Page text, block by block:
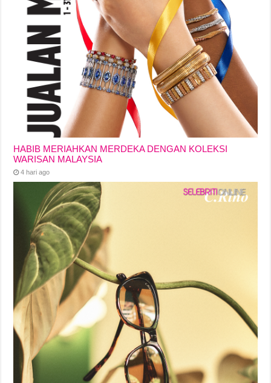
HABIB MERIAHKAN MERDEKA DENGAN KOLEKSI
WARISAN MALAYSIA
4 hari ago